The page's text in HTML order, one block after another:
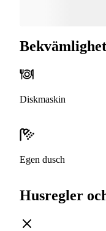
Diskmaskin
Egen dusch
Husregler